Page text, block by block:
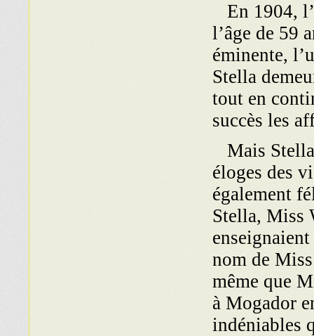
En 1904,
l’âge de 59
éminente,
Stella
tout en
succès
Mais Stella
éloges des
également
Stella, Miss
nom de
même que
à Mogador
indéniables